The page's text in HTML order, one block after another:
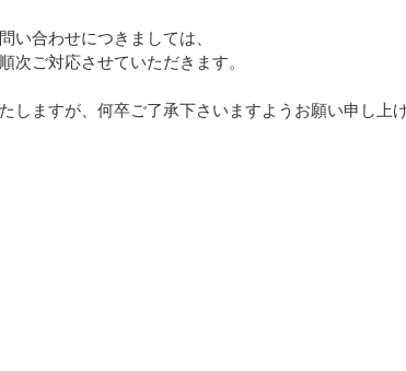
い合わせにつきましては、
次ご対応させていただきます。
しますが、何卒ご了承下さいますようお願い申し上げ